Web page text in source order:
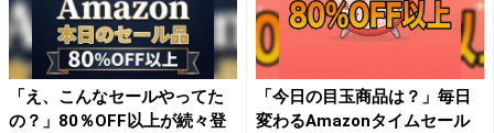
「え、こんなセールやってた
の？」80％OFF以上が続々登
「今日の目玉商品は？」毎日
変わるAmazonタイムセール